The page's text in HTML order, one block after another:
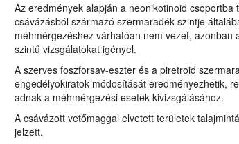
Az eredmények alapján a neonikotinoid
csávázásból származó szermaradék szintje
méhmérgezéshez várhatóan nem vezet,
szintű vizsgálatokat igényel.
A szerves foszforsav-eszter és a piretroid
engedélyokiratok módosítását eredményezhetik,
adnak a méhmérgezési esetek kivizsgálásához.
A csávázott vetőmaggal elvetett területek
jelzett.